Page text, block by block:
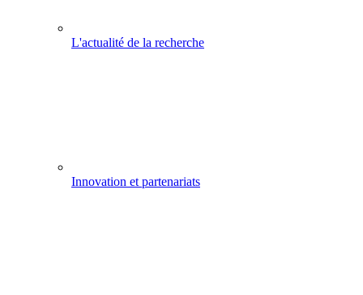
L'actualité de la recherche
Innovation et partenariats